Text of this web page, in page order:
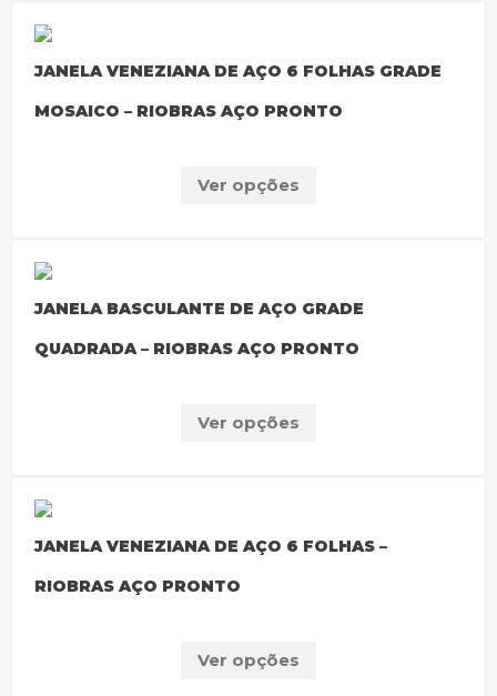
JANELA VENEZIANA DE AÇO 6 FOLHAS GRADE
MOSAICO – RIOBRAS AÇO PRONTO
Ver opções
JANELA BASCULANTE DE AÇO GRADE
QUADRADA – RIOBRAS AÇO PRONTO
Ver opções
JANELA VENEZIANA DE AÇO 6 FOLHAS –
RIOBRAS AÇO PRONTO
Ver opções